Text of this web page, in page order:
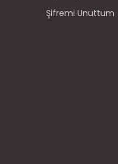
Şifremi Unuttum